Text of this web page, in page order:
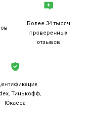
Более 34 тысяч
проверенных
отзывов
Тинькофф,
Юкасса